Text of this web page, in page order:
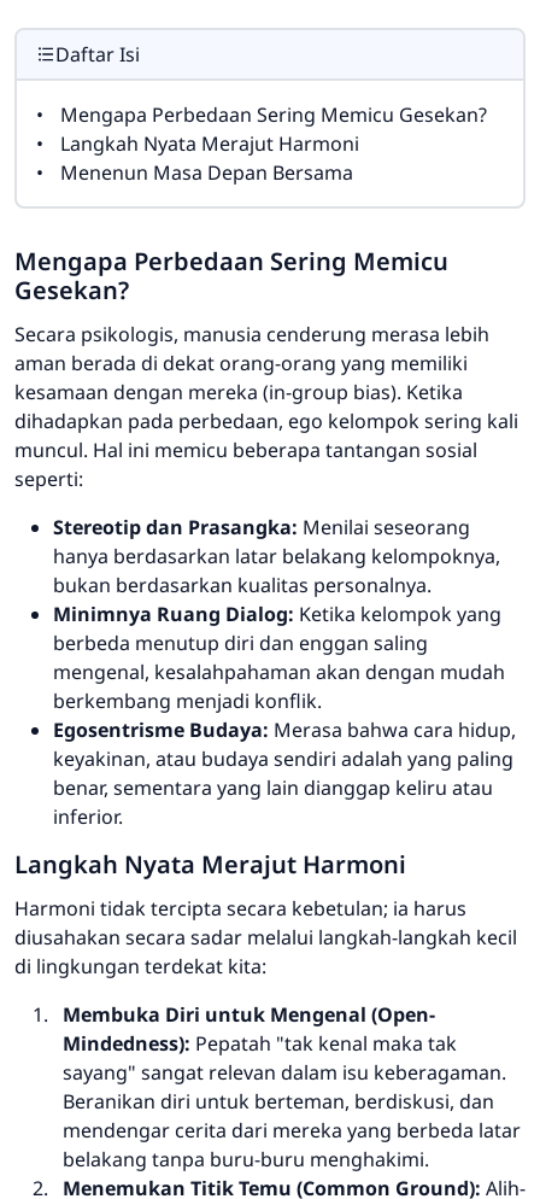
Daftar Isi
Mengapa Perbedaan Sering Memicu Gesekan?
Langkah Nyata Merajut Harmoni
Menenun Masa Depan Bersama
Mengapa Perbedaan Sering Memicu
Gesekan?
Secara psikologis, manusia cenderung merasa lebih
aman berada di dekat orang-orang yang memiliki
kesamaan dengan mereka (in-group bias). Ketika
dihadapkan pada perbedaan, ego kelompok sering kali
muncul. Hal ini memicu beberapa tantangan sosial
seperti:
Stereotip dan Prasangka: Menilai seseorang
hanya berdasarkan latar belakang kelompoknya,
bukan berdasarkan kualitas personalnya.
Minimnya Ruang Dialog: Ketika kelompok yang
berbeda menutup diri dan enggan saling
mengenal, kesalahpahaman akan dengan mudah
berkembang menjadi konflik.
Egosentrisme Budaya: Merasa bahwa cara hidup,
keyakinan, atau budaya sendiri adalah yang paling
benar, sementara yang lain dianggap keliru atau
inferior.
Langkah Nyata Merajut Harmoni
Harmoni tidak tercipta secara kebetulan; ia harus
diusahakan secara sadar melalui langkah-langkah kecil
di lingkungan terdekat kita:
Membuka Diri untuk Mengenal (Open-
Mindedness): Pepatah "tak kenal maka tak
sayang" sangat relevan dalam isu keberagaman.
Beranikan diri untuk berteman, berdiskusi, dan
mendengar cerita dari mereka yang berbeda latar
belakang tanpa buru-buru menghakimi.
Menemukan Titik Temu (Common Ground): Alih-